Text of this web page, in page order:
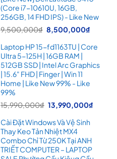
16,900,000₫.
(Core i7-10610U, 16GB,
256GB, 14 FHD IPS) - Like New
9,500,000₫ Giá
là:
9,500,000₫.
8,500,000₫
tại
là:
Laptop HP 15-fd1163TU | Core
Ultra 5-125H | 16GB RAM |
512GB SSD | Intel Arc Graphics
| 15.6" FHD | Finger | Win 11
Home | Like New 99% - Like
99%
15,990,000₫ Giá
là:
15,990,000₫.
13,990,000₫
Cài Đặt Windows Và Vệ Sinh
Thay Keo Tản Nhiệt MX4
Combo Chỉ Từ 250K Tại ANH
TRIẾT COMPUTER – LAPTOP